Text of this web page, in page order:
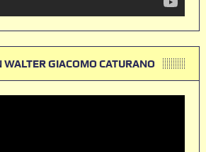
WALTER GIACOMO CATURANO